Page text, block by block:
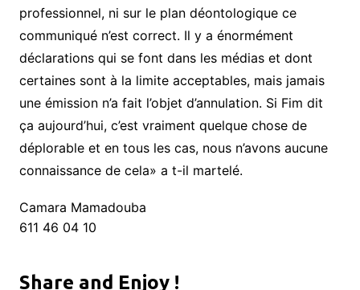
professionnel, ni sur le plan déontologique ce
communiqué n’est correct. Il y a énormément
déclarations qui se font dans les médias et dont
certaines sont à la limite acceptables, mais jamais
une émission n’a fait l’objet d’annulation. Si Fim dit
ça aujourd’hui, c’est vraiment quelque chose de
déplorable et en tous les cas, nous n’avons aucune
connaissance de cela» a t-il martelé.
Camara Mamadouba
611 46 04 10
Share and Enjoy !